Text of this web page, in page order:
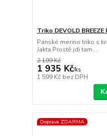
Triko DEVOLD BREEZE
Pánské merino triko s
Jakta Prostě jdi tam...
2 199 Kč
1 935 Kč/ks
1 599 Kč bez DPH
Doprava ZDARMA